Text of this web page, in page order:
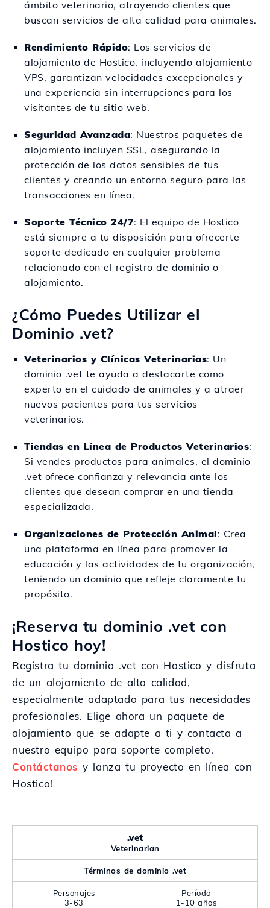
ámbito veterinario, atrayendo clientes que
buscan servicios de alta calidad para animales.
Rendimiento Rápido: Los servicios de
alojamiento de Hostico, incluyendo alojamiento
VPS, garantizan velocidades excepcionales y
una experiencia sin interrupciones para los
visitantes de tu sitio web.
Seguridad Avanzada: Nuestros paquetes de
alojamiento incluyen SSL, asegurando la
protección de los datos sensibles de tus
clientes y creando un entorno seguro para las
transacciones en línea.
Soporte Técnico 24/7: El equipo de Hostico
está siempre a tu disposición para ofrecerte
soporte dedicado en cualquier problema
relacionado con el registro de dominio o
alojamiento.
¿Cómo Puedes Utilizar el
Dominio .vet?
Veterinarios y Clínicas Veterinarias: Un
dominio .vet te ayuda a destacarte como
experto en el cuidado de animales y a atraer
nuevos pacientes para tus servicios
veterinarios.
Tiendas en Línea de Productos Veterinarios:
Si vendes productos para animales, el dominio
.vet ofrece confianza y relevancia ante los
clientes que desean comprar en una tienda
especializada.
Organizaciones de Protección Animal: Crea
una plataforma en línea para promover la
educación y las actividades de tu organización,
teniendo un dominio que refleje claramente tu
propósito.
¡Reserva tu dominio .vet con
Hostico hoy!
Registra tu dominio .vet con Hostico y disfruta
de un alojamiento de alta calidad,
especialmente adaptado para tus necesidades
profesionales. Elige ahora un paquete de
alojamiento que se adapte a ti y contacta a
nuestro equipo para soporte completo.
Contáctanos y lanza tu proyecto en línea con
Hostico!
.vet
Veterinarian
Términos de dominio .vet
Personajes
3-63
Período
1-10 años